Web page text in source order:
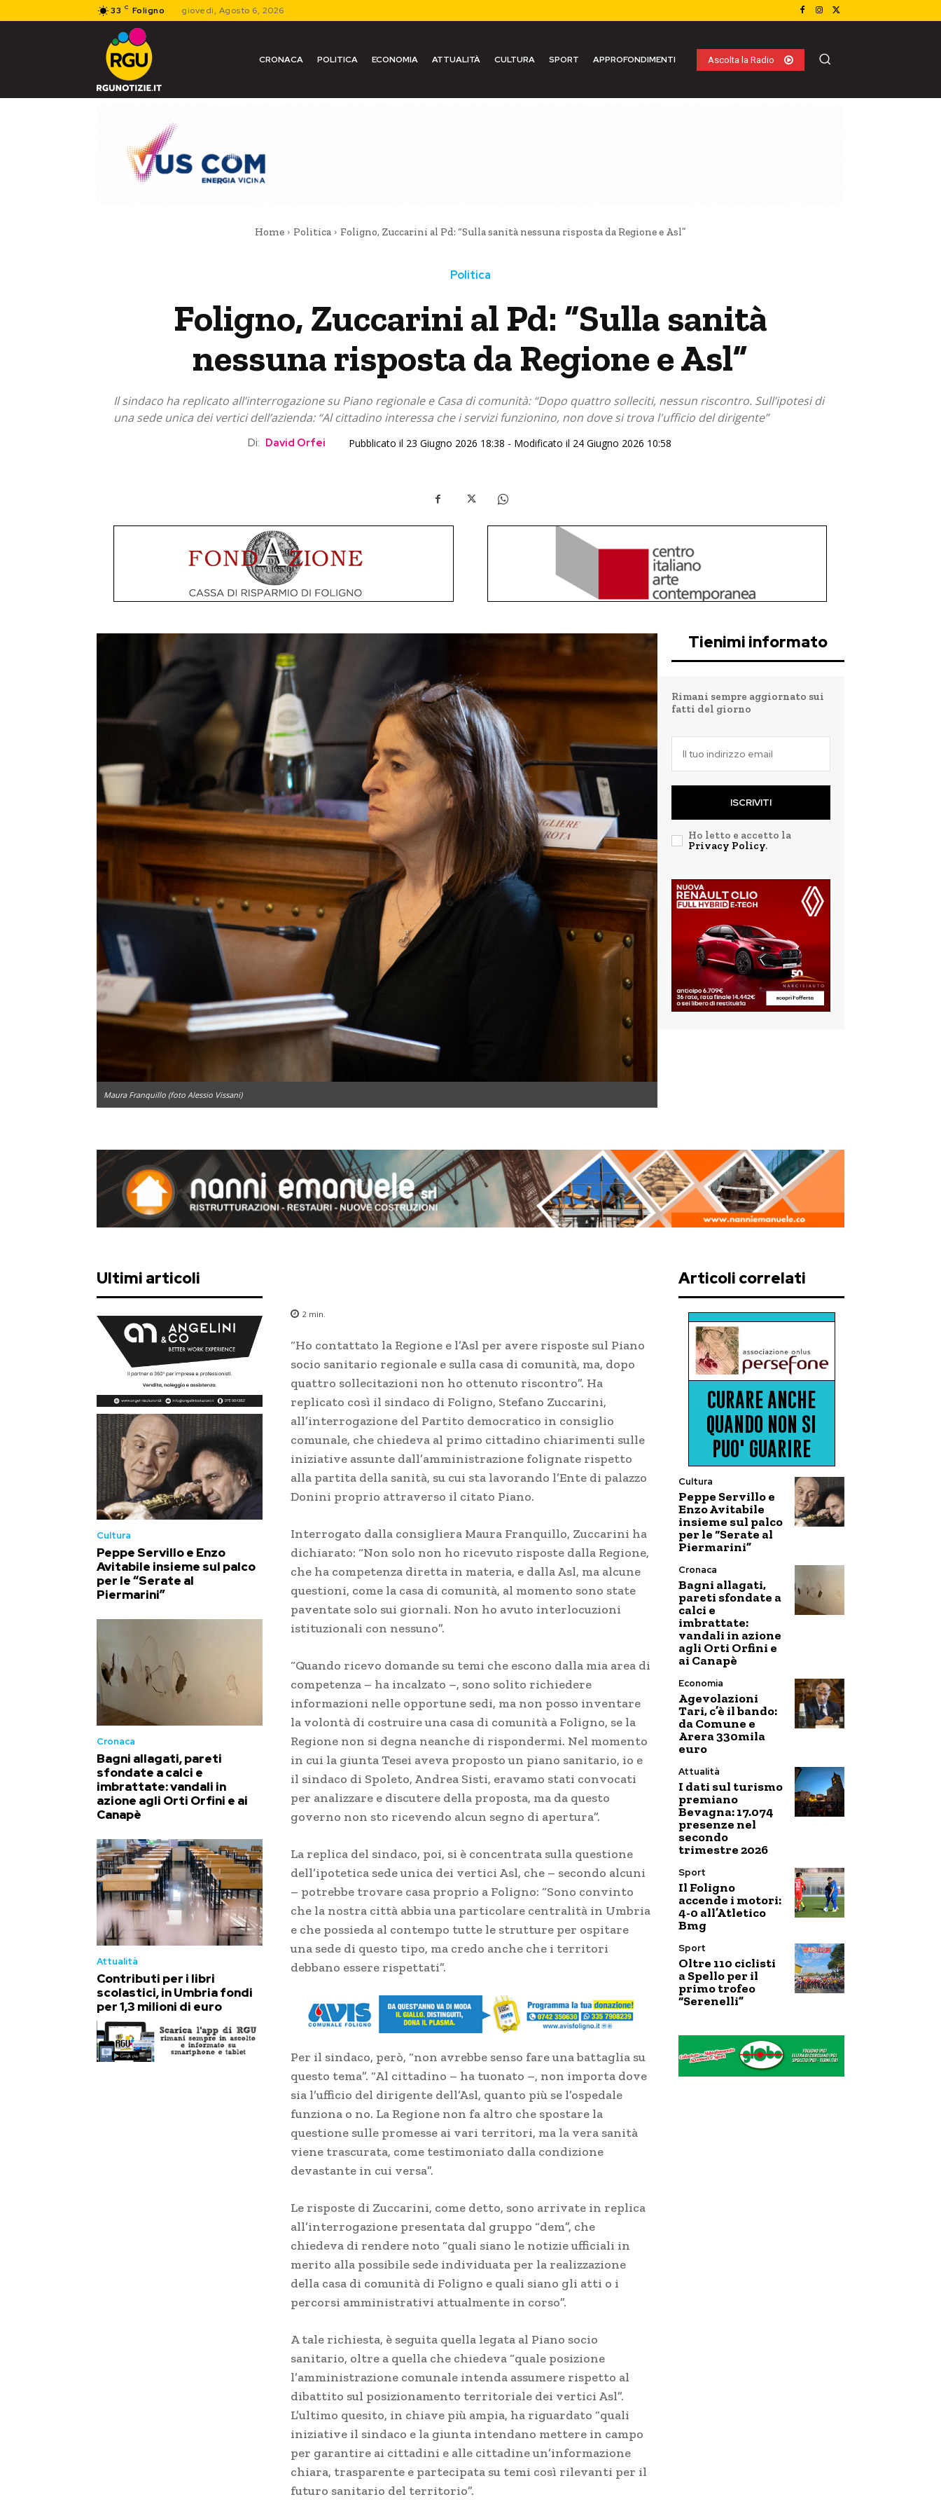
33 C Foligno giovedì, Agosto 6, 2026
CRONACA POLITICA ECONOMIA ATTUALITÀ CULTURA SPORT APPROFONDIMENTI Ascolta la Radio
Home Politica Foligno, Zuccarini al Pd: “Sulla sanità nessuna risposta da Regione e Asl”
Politica
Foligno, Zuccarini al Pd: “Sulla sanità
nessuna risposta da Regione e Asl”
Il sindaco ha replicato all’interrogazione su Piano regionale e Casa di comunità: “Dopo quattro solleciti, nessun riscontro. Sull’ipotesi di
una sede unica dei vertici dell’azienda: “Al cittadino interessa che i servizi funzionino, non dove si trova l'ufficio del dirigente”
Di: David Orfei Pubblicato il 23 Giugno 2026 18:38 - Modificato il 24 Giugno 2026 10:58
Maura Franquillo (foto Alessio Vissani)
Tienimi informato
Rimani sempre aggiornato sui
fatti del giorno
ISCRIVITI
Ho letto e accetto la
Privacy Policy.
Ultimi articoli
Cultura
Peppe Servillo e Enzo
Avitabile insieme sul palco
per le “Serate al
Piermarini”
Cronaca
Bagni allagati, pareti
sfondate a calci e
imbrattate: vandali in
azione agli Orti Orfini e ai
Canapè
Attualità
Contributi per i libri
scolastici, in Umbria fondi
per 1,3 milioni di euro
2 min.
“Ho contattato la Regione e l’Asl per avere risposte sul Piano
socio sanitario regionale e sulla casa di comunità, ma, dopo
quattro sollecitazioni non ho ottenuto riscontro”. Ha
replicato così il sindaco di Foligno, Stefano Zuccarini,
all’interrogazione del Partito democratico in consiglio
comunale, che chiedeva al primo cittadino chiarimenti sulle
iniziative assunte dall’amministrazione folignate rispetto
alla partita della sanità, su cui sta lavorando l’Ente di palazzo
Donini proprio attraverso il citato Piano.
Interrogato dalla consigliera Maura Franquillo, Zuccarini ha
dichiarato: “Non solo non ho ricevuto risposte dalla Regione,
che ha competenza diretta in materia, e dalla Asl, ma alcune
questioni, come la casa di comunità, al momento sono state
paventate solo sui giornali. Non ho avuto interlocuzioni
istituzionali con nessuno”.
“Quando ricevo domande su temi che escono dalla mia area di
competenza – ha incalzato –, sono solito richiedere
informazioni nelle opportune sedi, ma non posso inventare
la volontà di costruire una casa di comunità a Foligno, se la
Regione non si degna neanche di rispondermi. Nel momento
in cui la giunta Tesei aveva proposto un piano sanitario, io e
il sindaco di Spoleto, Andrea Sisti, eravamo stati convocati
per analizzare e discutere della proposta, ma da questo
governo non sto ricevendo alcun segno di apertura”.
La replica del sindaco, poi, si è concentrata sulla questione
dell’ipotetica sede unica dei vertici Asl, che – secondo alcuni
– potrebbe trovare casa proprio a Foligno: “Sono convinto
che la nostra città abbia una particolare centralità in Umbria
e che possieda al contempo tutte le strutture per ospitare
una sede di questo tipo, ma credo anche che i territori
debbano essere rispettati”.
Per il sindaco, però, “non avrebbe senso fare una battaglia su
questo tema”. “Al cittadino – ha tuonato –, non importa dove
sia l’ufficio del dirigente dell’Asl, quanto più se l’ospedale
funziona o no. La Regione non fa altro che spostare la
questione sulle promesse ai vari territori, ma la vera sanità
viene trascurata, come testimoniato dalla condizione
devastante in cui versa”.
Le risposte di Zuccarini, come detto, sono arrivate in replica
all’interrogazione presentata dal gruppo “dem”, che
chiedeva di rendere noto “quali siano le notizie ufficiali in
merito alla possibile sede individuata per la realizzazione
della casa di comunità di Foligno e quali siano gli atti o i
percorsi amministrativi attualmente in corso”.
A tale richiesta, è seguita quella legata al Piano socio
sanitario, oltre a quella che chiedeva “quale posizione
l’amministrazione comunale intenda assumere rispetto al
dibattito sul posizionamento territoriale dei vertici Asl”.
L’ultimo quesito, in chiave più ampia, ha riguardato “quali
iniziative il sindaco e la giunta intendano mettere in campo
per garantire ai cittadini e alle cittadine un’informazione
chiara, trasparente e partecipata su temi così rilevanti per il
futuro sanitario del territorio”.
Articoli correlati
Cultura
Peppe Servillo e
Enzo Avitabile
insieme sul palco
per le “Serate al
Piermarini”
Cronaca
Bagni allagati,
pareti sfondate a
calci e
imbrattate:
vandali in azione
agli Orti Orfini e
ai Canapè
Economia
Agevolazioni
Tari, c’è il bando:
da Comune e
Arera 330mila
euro
Attualità
I dati sul turismo
premiano
Bevagna: 17.074
presenze nel
secondo
trimestre 2026
Sport
Il Foligno
accende i motori:
4-0 all’Atletico
Bmg
Sport
Oltre 110 ciclisti
a Spello per il
primo trofeo
“Serenelli”